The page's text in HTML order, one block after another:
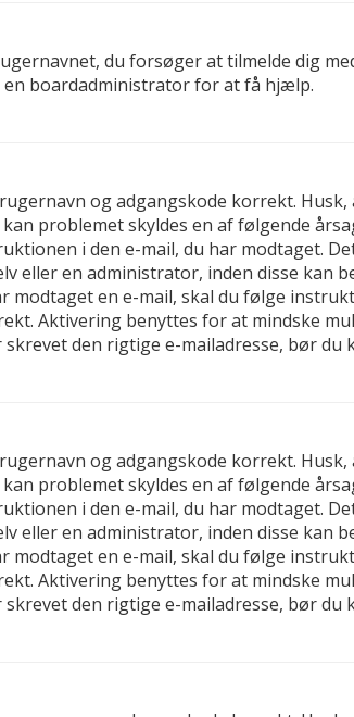
du forsøger at tilmelde dig
boardadministrator for at få hjælp.
og adgangskode korrekt. Husk,
problemet skyldes en af følgende
i den e-mail, du har modtaget.
en administrator, inden disse kan
en e-mail, skal du følge
Aktivering benyttes for at mindske
den rigtige e-mailadresse, bør
og adgangskode korrekt. Husk,
problemet skyldes en af følgende
i den e-mail, du har modtaget.
en administrator, inden disse kan
en e-mail, skal du følge
Aktivering benyttes for at mindske
den rigtige e-mailadresse, bør